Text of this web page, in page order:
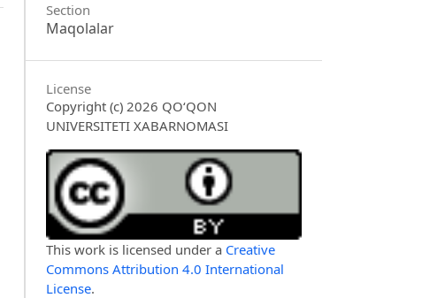
Section
Maqolalar
License
Copyright (c) 2026 QO‘QON
UNIVERSITETI XABARNOMASI
This work is licensed under a Creative
Commons Attribution 4.0 International
License.